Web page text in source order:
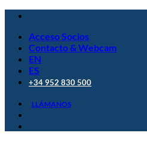
Saltar
contenidoAcceso Socios
Contacto & Webcam
EN
ES
+34 952 830 500
LLÁMANOS